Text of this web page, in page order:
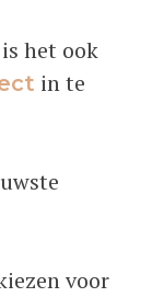
het ook
in te
voor